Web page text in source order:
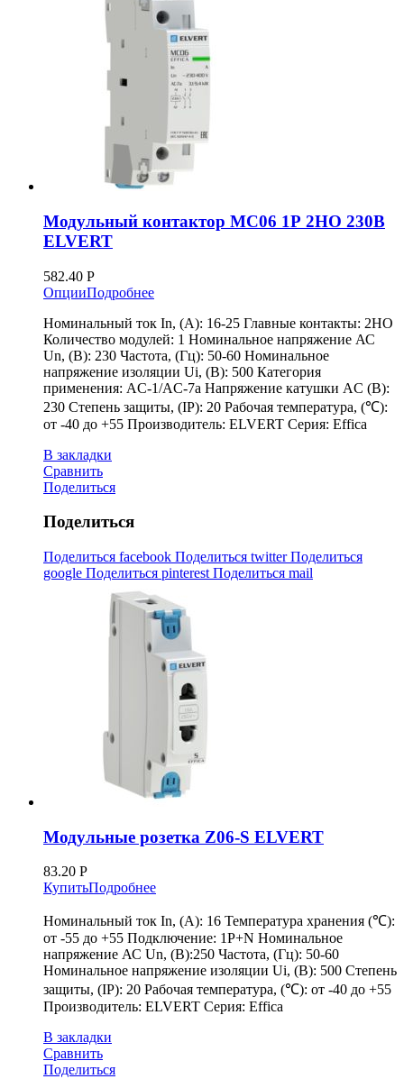
Модульный контактор MC06 1Р 2НО 230B
ELVERT
582.40 Р
ОпцииПодробнее
Номинальный ток In, (А): 16-25 Главные контакты: 2HO
Количество модулей: 1 Номинальное напряжение АС
Un, (В): 230 Частота, (Гц): 50-60 Номинальное
напряжение изоляции Ui, (В): 500 Категория
применения: AC-1/AC-7a Напряжение катушки AC (B):
230 Степень защиты, (IP): 20 Рабочая температура, (℃):
от -40 до +55 Производитель: ELVERT Серия: Effica
В закладки
Сравнить
Поделиться
Поделиться
Поделиться facebook Поделиться twitterПоделиться
google Поделиться pinterest Поделиться mail
Модульные розетка Z06-S ELVERT
83.20 Р
КупитьПодробнее
Номинальный ток In, (А): 16 Температура хранения (℃):
от -55 до +55 Подключение: 1P+N Номинальное
напряжение АС Un, (В):250 Частота, (Гц): 50-60
Номинальное напряжение изоляции Ui, (В): 500 Степень
защиты, (IP): 20 Рабочая температура, (℃): от -40 до +55
Производитель: ELVERT Серия: Effica
В закладки
Сравнить
Поделиться